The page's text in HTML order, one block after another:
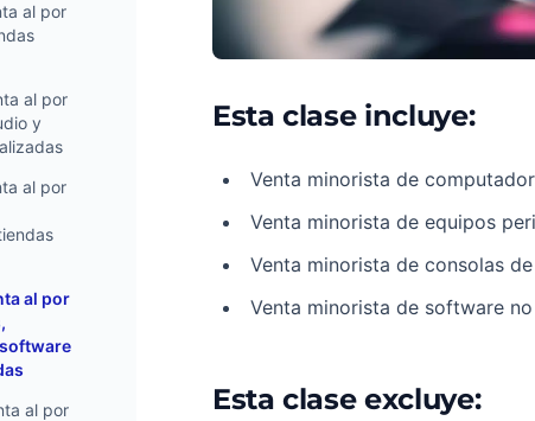
al por
al por
y
al por
al por
al por
Esta clase incluye:
Venta minorista de
Venta minorista de equipos
Venta minorista de consolas
Venta minorista de software
Esta clase excluye: